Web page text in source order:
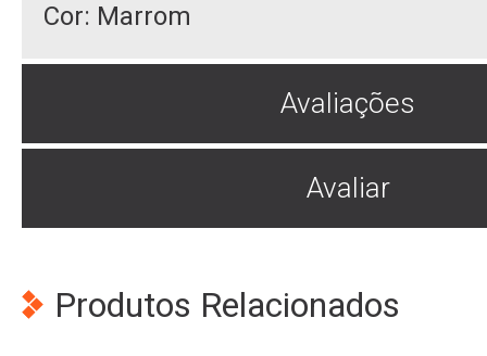
Cor: Marrom
Avaliações
Avaliar
Produtos Relacionados